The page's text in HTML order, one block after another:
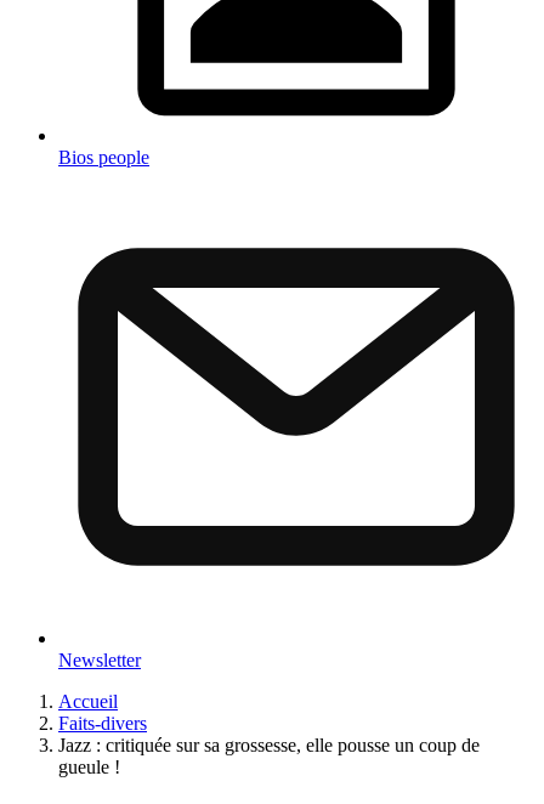
Bios people
Newsletter
Accueil
Faits-divers
Jazz : critiquée sur sa grossesse, elle pousse un coup de
gueule !